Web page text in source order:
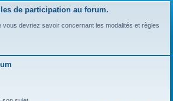
de participation au forum.
vous devriez savoir concernant les modalités et règles